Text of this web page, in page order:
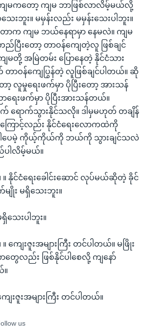
ကျမကတော့ ကျမ ဘာဖြစ်လာလိမ့်မယ်လို့
း။ မမှန်းလည်း မမှန်းသေးပါဘူး။
တာက ကျမ ဘယ်နေရာမှာ နေမလဲ။ ကျမ
ည်ပြီးတော့ တာဝန်ကျေတဲ့လူ ဖြစ်ချင်
တို့ အမြဲတမ်း ပြောနေတဲ့ နိုင်ငံသား
တာဝန်ကျေပြွန်တဲ့ လူဖြစ်ချင်ပါတယ်။ ဆို
ာ့ လူမှုရေးဖက်မှာ ပိုပြီးတော့ အားသန်
ရေးဖက်မှာ ပိုပြီးအားသန်တယ်။
က် ရောက်သွားနိုင်သလို။ ဒါမှမဟုတ် တချိန်
ကြောင့်လည်း နိုင်ငံရေးလောကထဲကို
ါပေမဲ့ ကိုယ့်ကိုယ်ကို ဘယ်ကို သွားချင်သလဲ
ါလိမ့်မယ်။
။ နိုင်ငံရေးခေါင်းဆောင် လုပ်မယ်ဆိုတဲ့ ခိုင်
မျိုး မရှိသေးဘူး။
ရှိသေးပါဘူး။
ကျေးဇူးအများကြီး တင်ပါတယ်။ မဖြိုး
ာတွေလည်း ဖြစ်နိုင်ပါစေလို့ ကျနော်
။
ျေးဇူးအများကြီး တင်ပါတယ်။
us